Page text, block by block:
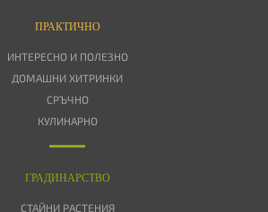
ПРАКТИЧНО
ИНТЕРЕСНО И ПОЛЕЗНО
ДОМАШНИ ХИТРИНКИ
СРЪЧНО
КУЛИНАРНО
ГРАДИНАРСТВО
СТАЙНИ РАСТЕНИЯ